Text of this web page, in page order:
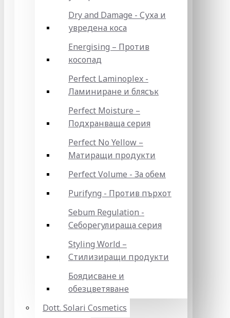
Dry and Damage - Суха и
увредена коса
Energising – Против
косопад
Perfect Laminoplex -
Ламиниране и блясък
Perfect Moisture –
Подхранваща серия
Perfect No Yellow –
Матиращи продукти
Perfect Volume - За обем
Purifyng - Против пърхот
Sebum Regulation -
Себорегулираща серия
Styling World –
Стилизиращи продукти
Боядисване и
обезцветяване
Dott. Solari Cosmetics